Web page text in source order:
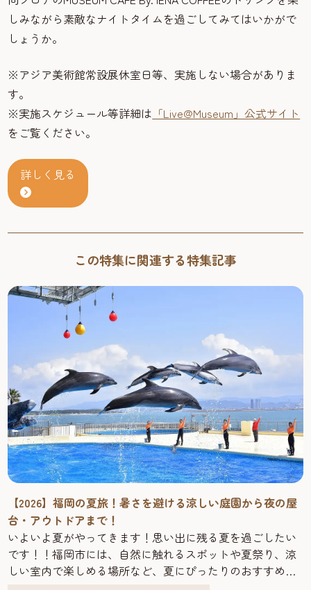
しみながら素敵なナイトタイムを過ごしてみてはいかがで
しょうか。
※アジア美術館常設展休室日等、実施しない場合がありま
す。
※実施スケジュール等詳細は 「Live@Museum」公式サイト
をご覧ください。
詳しく見る
この特集に関連する特集記事
【2026】福岡の夏旅！暑さを避ける涼しい庭園から夜の屋
台・アウトドアまで！
いよいよ夏がやってきます！思い出に残る夏を過ごしたい
です！！福岡市には、自然に触れるスポットや夏祭り、涼
しい室内で楽しめる場所など、夏にぴったりのおすすめス